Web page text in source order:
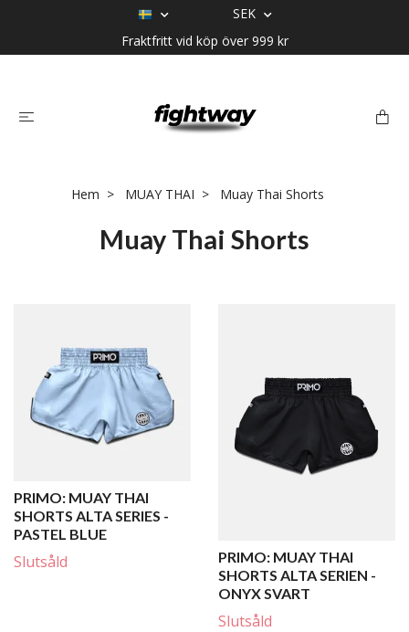
SEK
Fraktfritt vid köp över 999 kr
Hem MUAY THAI Muay Thai Shorts
Muay Thai Shorts
PRIMO: MUAY THAI
SHORTS ALTA SERIES -
PASTEL BLUE
Slutsåld
PRIMO: MUAY THAI
SHORTS ALTA SERIEN -
ONYX SVART
Slutsåld